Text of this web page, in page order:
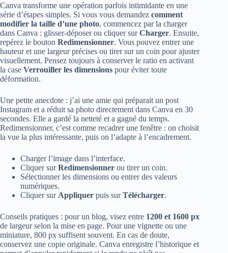
Canva transforme une opération parfois intimidante en une
série d’étapes simples. Si vous vous demandez comment
modifier la taille d’une photo, commencez par la charger
dans Canva : glisser-déposer ou cliquer surCharger. Ensuite,
repérez le bouton Redimensionner. Vous pouvez entrer une
hauteur et une largeur précises ou tirer sur un coin pour ajuster
visuellement. Pensez toujours à conserver le ratio en activant
la case Verrouiller les dimensions pour éviter toute
déformation.
Une petite anecdote : j’ai une amie qui préparait un post
Instagram et a réduit sa photo directement dans Canva en 30
secondes. Elle a gardé la netteté et a gagné du temps.
Redimensionner, c’est comme recadrer une fenêtre : on choisit
la vue la plus intéressante, puis on l’adapte à l’encadrement.
Charger l’image dans l’interface.
Cliquer surRedimensionner ou tirer un coin.
Sélectionner les dimensions ou entrer des valeurs
numériques.
Cliquer sur Appliquer puis surTélécharger.
Conseils pratiques : pour un blog, visez entre 1200 et 1600 px
de largeur selon la mise en page. Pour une vignette ou une
miniature, 800 px suffisent souvent. En cas de doute,
conservez une copie originale. Canva enregistre l’historique et